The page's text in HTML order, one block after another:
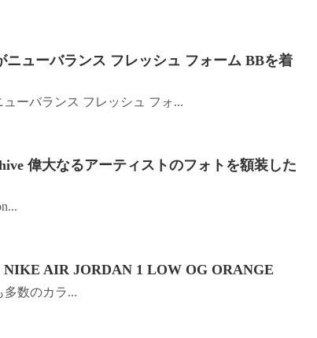
ニューバランス フレッシュ フォーム BBを着
ーバランス フレッシュ フォ...
偉大なるアーティストのフォトを額装した
NIKE AIR JORDAN 1 LOW OG ORANGE
多数のカラ...